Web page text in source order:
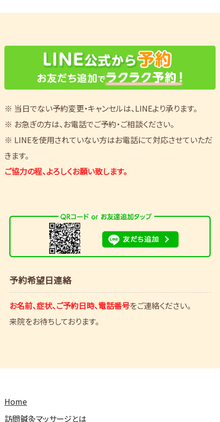
※ 当日でない予約変更・キャンセルは、LINEより承ります。
※ お急ぎの方は、お電話でご予約・ご相談ください。
※ LINEを使用されていない方はお電話にて対応させていただ
きます。
ご協力の程、よろしくお願い致します。
予約希望日連絡
お名前、症状、ご予約日時、電話番号をご連絡ください。
来院をお待ちしております。
Home
訪問鍼灸マッサージとは